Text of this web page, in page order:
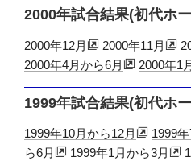
2000年試合結果(初代ホ
2000年12月 2000年11月
2000年4月から6月
2000年1
1999年試合結果(初代ホ
1999年10月から12月 1999
ら6月
1999年1月から3月